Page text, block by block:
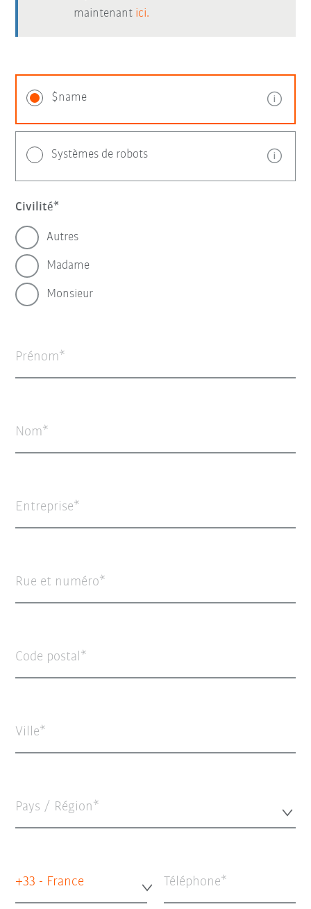
maintenant ici.
$name
Systèmes de robots
Civilité
Autres
Madame
Monsieur
Prénom
Nom
Entreprise
Rue et numéro
Code postal
Ville
Pays / Région*
+33 - France Téléphone